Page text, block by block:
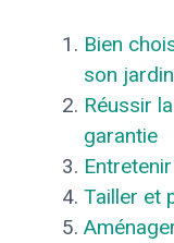
Bien
son jardin
Réussir
garantie
Tailler et